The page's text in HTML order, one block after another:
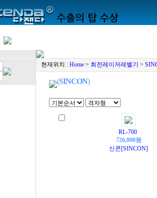
현재위치 : Home > 회전레이저레벨기 >
(SINCON)
RL-700
726,000원
신콘[SINCON]